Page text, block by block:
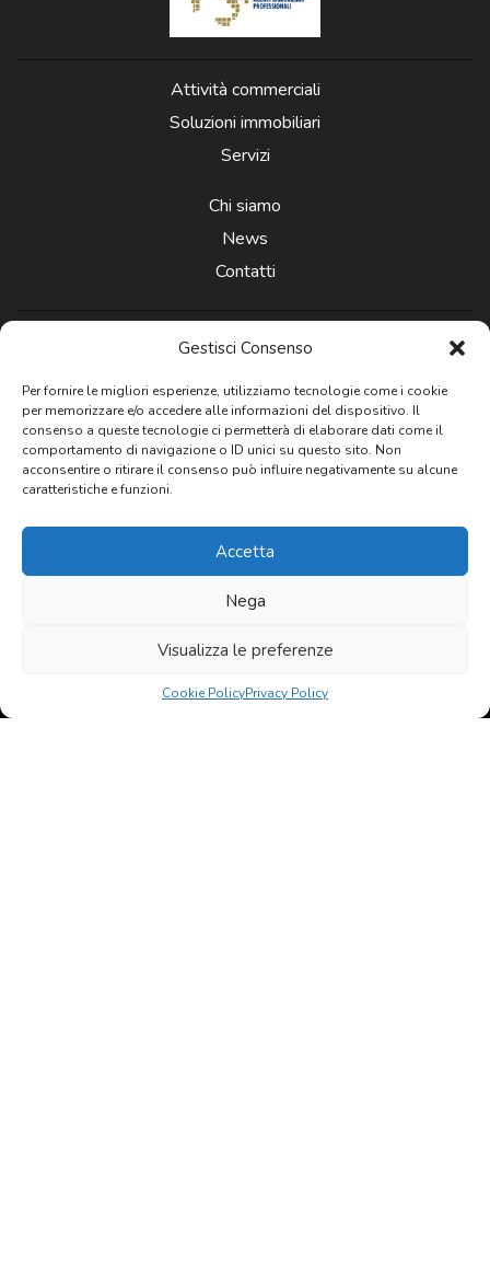
Gestisci Consenso
Per fornire le migliori esperienze, utilizziamo tecnologie come i cookie
per memorizzare e/o accedere alle informazioni del dispositivo. Il
consenso a queste tecnologie ci permetterà di elaborare dati come il
comportamento di navigazione o ID unici su questo sito. Non
acconsentire o ritirare il consenso può influire negativamente su alcune
caratteristiche e funzioni.
Accetta
Nega
Visualizza le preferenze
Cookie PolicyPrivacy Policy
Attività commerciali
Soluzioni immobiliari
Servizi
Chi siamo
News
Contatti
Newsletter
Privacy: Acconsento al trattamentodei dati personali
© 2020 - 2026 All rights reserved Agenzia Immobiliare Favati
Contatti
Privacy policy